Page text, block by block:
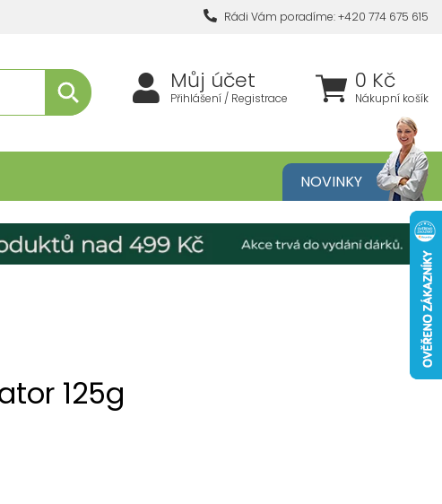
Rádi Vám poradíme: +420 774 675 615
0 Kč
Nákupní košík
Můj účet
Přihlášení / Registrace
NOVINKY
125g